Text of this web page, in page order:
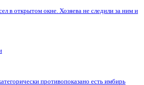
в открытом окне. Хозяева не следили за ним и
противопоказано есть имбирь